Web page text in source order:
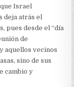
Israel
deja atrás el
pues desde el “día
de
aquellos vecinos
sino de sus
cambio y